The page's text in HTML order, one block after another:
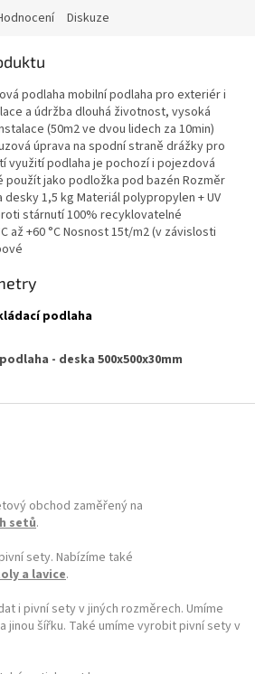
Diskuze
podlaha mobilní podlaha pro exteriér i
a údržba dlouhá životnost, vysoká
(50m2 ve dvou lidech za 10min)
úprava na spodní straně drážky pro
využití podlaha je pochozí i pojezdová
použít jako podložka pod bazén Rozměr
desky 1,5 kg Materiál polypropylen + UV
stárnutí 100% recyklovatelné
až +60 °C Nosnost 15t/m2 (v závislosti
podlaha
- deska 500x500x30mm
obchod zaměřený na
setů.
sety. Nabízíme také
a lavice.
i pivní sety v jiných rozměrech. Umíme
jinou šířku. Také umíme vyrobit pivní sety v